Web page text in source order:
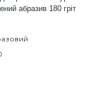
абразив 180 гріт